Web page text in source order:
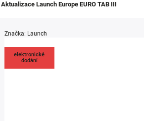
Aktualizace Launch Europe EURO TAB III
elektronické
dodání
Značka: Launch